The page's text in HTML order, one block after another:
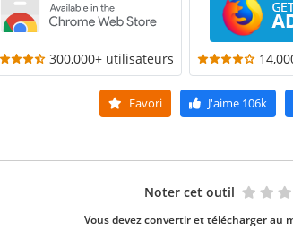
300,000+ utilisateurs
Favori J'aime106k
Noter cet outil
Vous devez convertir et télécharger au